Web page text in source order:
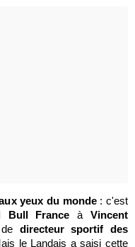
yeux du monde: c'est
Bull France àVincent
directeur sportif des
le Landais a saisi cette